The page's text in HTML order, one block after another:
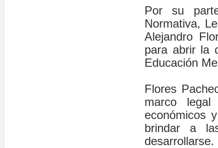
Por su
Normativa,
Alejandro
para abrir la
Educación
Flores
marco
económicos
brindar a
desarrollarse.